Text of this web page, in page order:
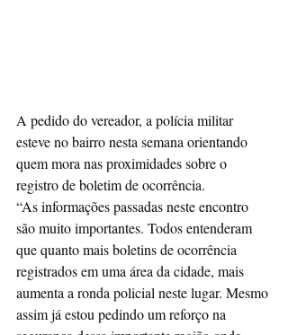
A pedido do vereador, a polícia militar
esteve no bairro nesta semana orientando
quem mora nas proximidades sobre o
registro de boletim de ocorrência.
“As informações passadas neste encontro
são muito importantes. Todos entenderam
que quanto mais boletins de ocorrência
registrados em uma área da cidade, mais
aumenta a ronda policial neste lugar. Mesmo
assim já estou pedindo um reforço na